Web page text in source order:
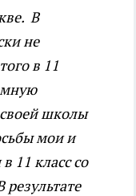
В
не
в 11
своей школы
мои и
11 класс со